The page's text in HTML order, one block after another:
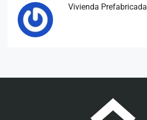
Vivienda Prefabricada